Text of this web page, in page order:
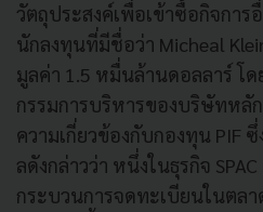
วัตถุประสงค์เพื่อเข้าซื้อกิจกา
นักลงทุนที่มีชื่อว่า Micheal
มูลค่า 1.5 หมื่นล้านดอลลาร์ โ
กรรมการบริหารของบริษัทหลั
ความเกี่ยวข้องกับกองทุน PIF
ลดังกล่าวว่า หนึ่งในธุรกิจ
กระบวนการจดทะเบียนในตล